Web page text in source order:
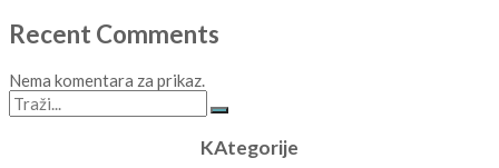
Recent Comments
Nema komentara za prikaz.
KAtegorije